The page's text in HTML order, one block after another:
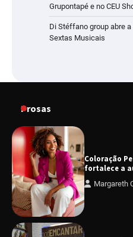
Grupontapé e no CEU
Di Stéffano group abre
Sextas Musicais
Prosas
Coloração
fortalece a
Margareth